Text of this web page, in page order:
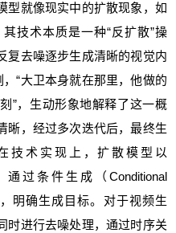
型就像现实中的扩散现象，如
技术本质是一种“反扩散”操
复去噪逐步生成清晰的视觉内
“大卫本身就在那里，他做的
”，生动形象地解释了这一概
晰，经过多次迭代后，最终生
技术实现上，扩散模型以
过条件生成（Conditional
明确生成目标。对于视频生
时进行去噪处理，通过时序关